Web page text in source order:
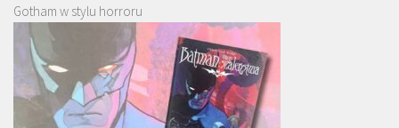
Gotham w stylu horroru